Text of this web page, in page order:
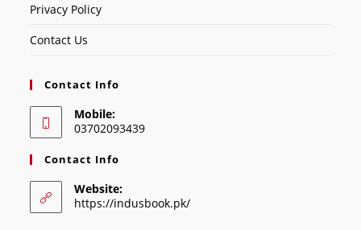
Privacy Policy
Contact Us
Contact Info
Mobile:
03702093439
Contact Info
Website:
https://indusbook.pk/